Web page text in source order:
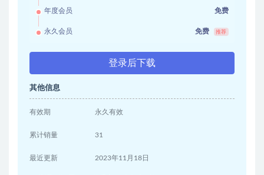
年度会员 免费
永久会员 免费 推荐
登录后下载
其他信息
有效期 永久有效
累计销量 31
最近更新 2023年11月18日